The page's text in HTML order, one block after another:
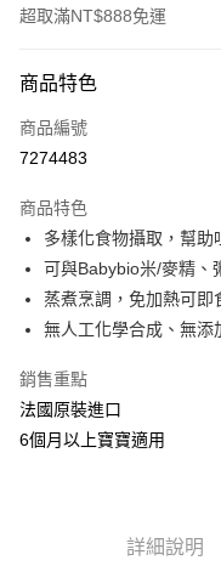
超取滿NT$888免運
信用卡一次付款
超商取貨付款
Apple Pay
悠遊付
ATM付款
貨到付款
商品特色
商品編號
7274483
商品特色
多樣化食物攝取，幫助
可與Babybio米/麥精、
蒸煮烹調，免加熱可即
無人工化學合成、無添
銷售重點
法國原裝進口
6個月以上寶寶適用
詳細說明